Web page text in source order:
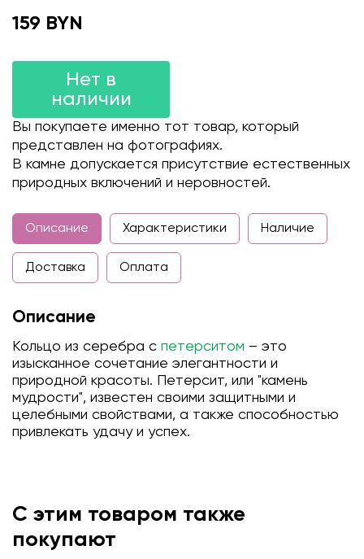
159 BYN
Нет в
наличии
Вы покупаете именно тот товар, который
представлен на фотографиях.
В камне допускается присутствие естественных
природных включений и неровностей.
Описание Характеристики Наличие
Доставка Оплата
Описание
Кольцо из серебра с петерситом – это
изысканное сочетание элегантности и
природной красоты. Петерсит, или "камень
мудрости", известен своими защитными и
целебными свойствами, а также способностью
привлекать удачу и успех.
С этим товаром также
покупают